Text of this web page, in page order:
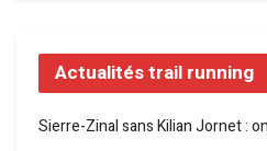
Actualités trail running
Sierre-Zinal sans Kilian Jornet :